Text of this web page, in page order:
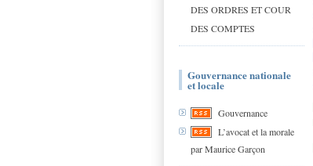
DES ORDRES ET COUR
DES COMPTES
Gouvernance nationale
et locale
Gouvernance
L’avocat et la morale
par Maurice Garçon